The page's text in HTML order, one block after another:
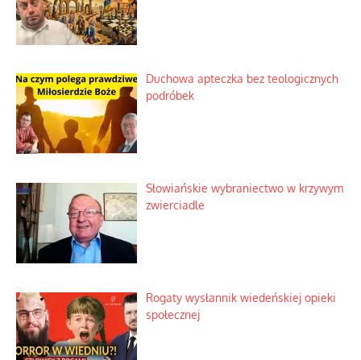
Duchowa apteczka bez teologicznych
podróbek
Słowiańskie wybraniectwo w krzywym
zwierciadle
Rogaty wysłannik wiedeńskiej opieki
społecznej